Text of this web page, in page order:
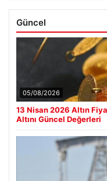
Güncel
05/08/2026
13 Nisan 2026 Altın
Altını Güncel Değerleri